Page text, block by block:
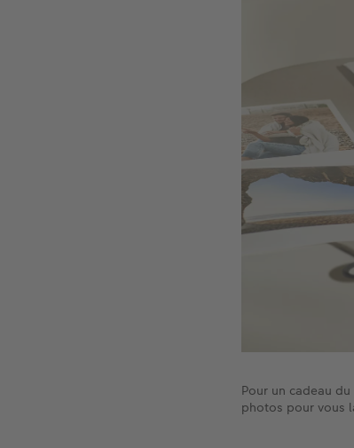
Pour un cadeau
photos pour vous